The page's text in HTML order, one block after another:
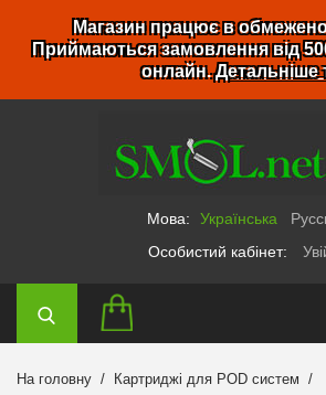
Магазин працює в
Приймаються замовлення від
онлайн.Детальніше
Мова: Українська
Особистий кабінет:
На головну Картриджі для POD систем